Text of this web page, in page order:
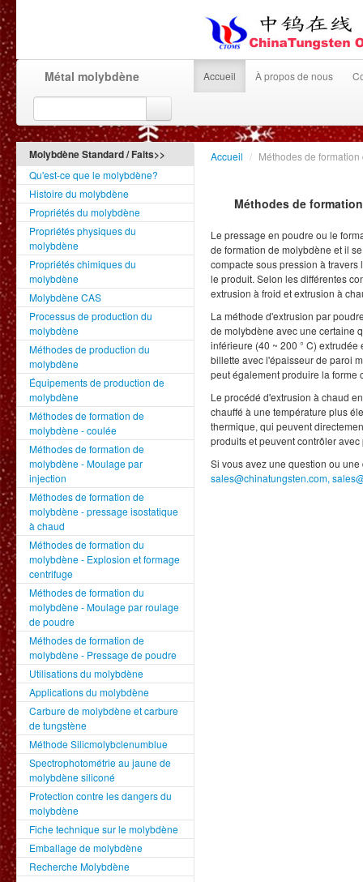
Métal molybdène Accueil À propos de nous
Molybdène Standard / Faits>>
Qu'est-ce que le molybdène?
Histoire du molybdène
Propriétés du molybdène
Propriétés physiques du
molybdène
Propriétés chimiques du
molybdène
Molybdène CAS
Processus de production du
molybdène
Méthodes de production du
molybdène
Équipements de production de
molybdène
Méthodes de formation de
molybdène - coulée
Méthodes de formation de
molybdène - Moulage par
injection
Méthodes de formation de
molybdène - pressage isostatique
à chaud
Méthodes de formation du
molybdène - Explosion et formage
centrifuge
Méthodes de formation du
molybdène - Moulage par roulage
de poudre
Méthodes de formation de
molybdène - Pressage de poudre
Utilisations du molybdène
Applications du molybdène
Carbure de molybdène et carbure
de tungstène
Méthode Silicmolybclenumblue
Spectrophotométrie au jaune de
molybdène siliconé
Protection contre les dangers du
molybdène
Fiche technique sur le molybdène
Emballage de molybdène
Recherche Molybdène
Accueil / Méthodes de
Méthodes de
Le pressage en poudre ou le
de formation de molybdène et il
compacte sous pression à
le produit. Selon les différentes
extrusion à froid et extrusion à
La méthode d'extrusion par
de molybdène avec une certaine
inférieure (40 ~ 200 ° C)
billette avec l'épaisseur de paroi
peut également produire la forme
Le procédé d'extrusion à chaud
chauffé à une température plus
thermique, qui peuvent
produits et peuvent contrôler
Si vous avez une question ou
sales@chinatungsten.com,